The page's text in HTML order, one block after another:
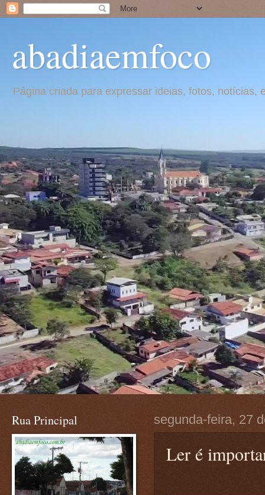
abadiaemfoco
Página criada para expressar ideias, fotos,
segunda-feira, 27
Ler é
Rua Principal